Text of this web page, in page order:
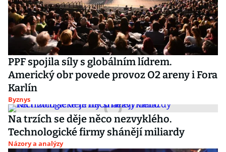
PPF spojila síly s globálním lídrem.
Americký obr povede provoz O2 areny i Fora
Karlín
Byznys
Na trzích se děje něco nezvyklého.
Technologické firmy shánějí miliardy
Názory a analýzy